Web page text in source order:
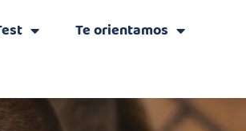
Te orientamos